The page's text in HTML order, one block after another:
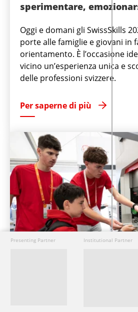
sperimentare,
Oggi e domani gli SwissSkills
porte alle famiglie e giovani in
orientamento. È l’occasione
vicino un’esperienza unica e
delle professioni svizzere.
Per saperne di più
Presenting Partner Institutional Partner